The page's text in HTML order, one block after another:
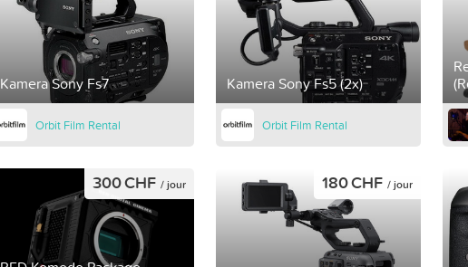
Kamera Sony Fs7
Orbit Film Rental
Kamera Sony Fs5 (2x)
Orbit Film Rental
300 CHF / jour 180 CHF / jour